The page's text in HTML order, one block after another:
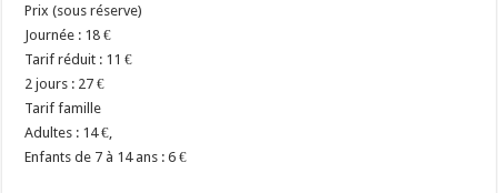
Prix (sous réserve)
Journée : 18 €
Tarif réduit : 11 €
2 jours : 27 €
Tarif famille
Adultes : 14 €,
Enfants de 7 à 14 ans : 6 €